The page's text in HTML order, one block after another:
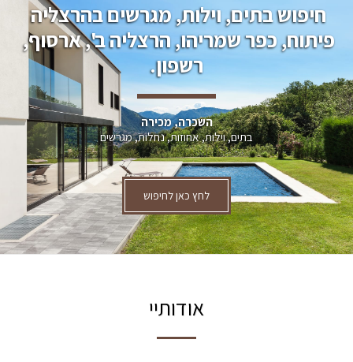
חיפוש בתים, וילות, מגרשים בהרצליה
פיתוח, כפר שמריהו, הרצליה ב', ארסוף,
רשפון.
השכרה, מכירה
בתים, וילות, אחוזות, נחלות, מגרשים
לחץ כאן לחיפוש
אודותיי